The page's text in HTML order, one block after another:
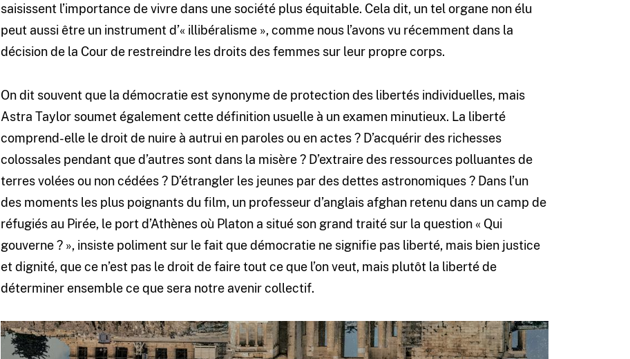
saisissent l’importance de vivre dans une société plus équitable. Cela dit, un tel organe non élu
peut aussi être un instrument d’« illibéralisme », comme nous l’avons vu récemment dans la
décision de la Cour de restreindre les droits des femmes sur leur propre corps.
On dit souvent que la démocratie est synonyme de protection des libertés individuelles, mais
Astra Taylor soumet également cette définition usuelle à un examen minutieux. La liberté
comprend-elle le droit de nuire à autrui en paroles ou en actes ? D’acquérir des richesses
colossales pendant que d’autres sont dans la misère ? D’extraire des ressources polluantes de
terres volées ou non cédées ? D’étrangler les jeunes par des dettes astronomiques ? Dans l’un
des moments les plus poignants du film, un professeur d’anglais afghan retenu dans un camp de
réfugiés au Pirée, le port d’Athènes où Platon a situé son grand traité sur la question « Qui
gouverne ? », insiste poliment sur le fait que démocratie ne signifie pas liberté, mais bien justice
et dignité, que ce n’est pas le droit de faire tout ce que l’on veut, mais plutôt la liberté de
déterminer ensemble ce que sera notre avenir collectif.